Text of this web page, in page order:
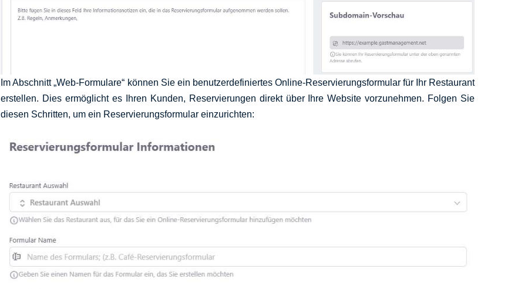
Im Abschnitt „Web-Formulare“ können Sie ein benutzerdefiniertes Online-Reservierungsformular für Ihr Restaurant
erstellen. Dies ermöglicht es Ihren Kunden, Reservierungen direkt über Ihre Website vorzunehmen. Folgen Sie
diesen Schritten, um ein Reservierungsformular einzurichten: